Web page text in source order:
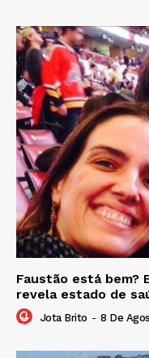
Faustão está bem?
revela estado de
Jota Brito - 8 De